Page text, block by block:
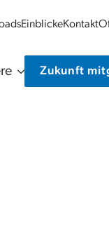
EinblickeKontakt
Zukunft